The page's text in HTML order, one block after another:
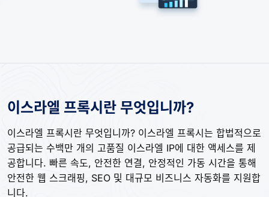
이스라엘 프록시란 무엇입니까?
이스라엘 프록시란 무엇입니까? 이스라엘 프록시는 합법적으로
공급되는 수백만 개의 고품질 이스라엘 IP에 대한 액세스를 제
공합니다. 빠른 속도, 안전한 연결, 안정적인 가동 시간을 통해
안전한 웹 스크래핑, SEO 및 대규모 비즈니스 자동화를 지원합
니다.